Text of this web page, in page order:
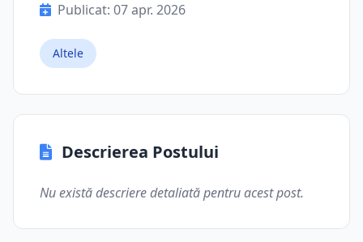
Publicat: 07 apr. 2026
Altele
Descrierea Postului
Nu există descriere detaliată pentru acest post.